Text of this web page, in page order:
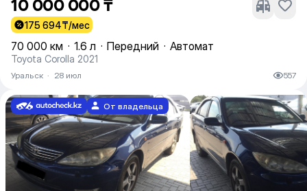
10 000 000 ₸
175 694₸/мес
70 000 км · 1.6 л · Передний · Автомат
Toyota Corolla 2021
Уральск · 28 июл 557
От владельца